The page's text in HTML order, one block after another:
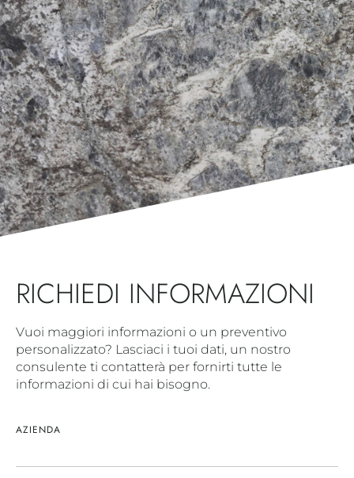
RICHIEDI INFORMAZIONI
Vuoi maggiori informazioni o un preventivo
personalizzato? Lasciaci i tuoi dati, un nostro
consulente ti contatterà per fornirti tutte le
informazioni di cui hai bisogno.
AZIENDA